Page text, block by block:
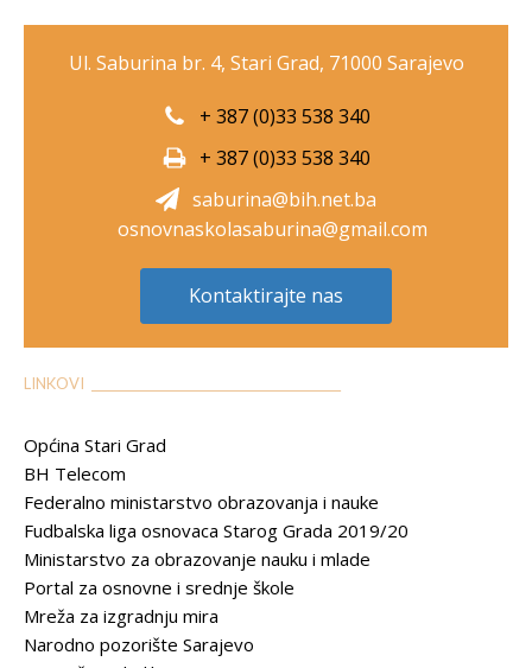
Ul. Saburina br. 4, Stari Grad, 71000 Sarajevo
+ 387 (0)33 538 340
+ 387 (0)33 538 340
saburina@bih.net.ba
osnovnaskolasaburina@gmail.com
Kontaktirajte nas
LINKOVI __________________________________________
Općina Stari Grad
BH Telecom
Federalno ministarstvo obrazovanja i nauke
Fudbalska liga osnovaca Starog Grada 2019/20
Ministarstvo za obrazovanje nauku i mlade
Portal za osnovne i srednje škole
Mreža za izgradnju mira
Narodno pozorište Sarajevo